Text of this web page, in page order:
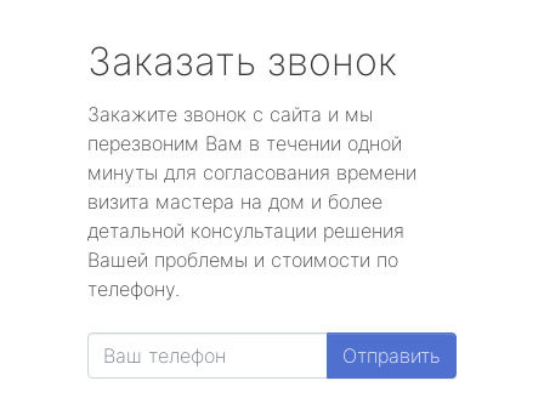
Заказать звонок
Закажите звонок с сайта и мы
перезвоним Вам в течении одной
минуты для согласования времени
визита мастера на дом и более
детальной консультации решения
Вашей проблемы и стоимости по
телефону.
Отправить